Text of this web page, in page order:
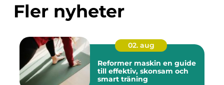
Fler nyheter
02. aug
Reformer maskin en guide
till effektiv, skonsam och
smart träning